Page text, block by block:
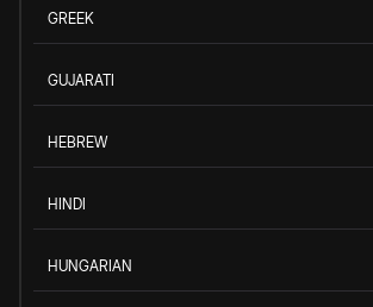
GREEK
GUJARATI
HEBREW
HINDI
HUNGARIAN